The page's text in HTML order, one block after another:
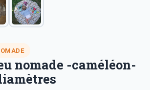
nomade -caméléon-